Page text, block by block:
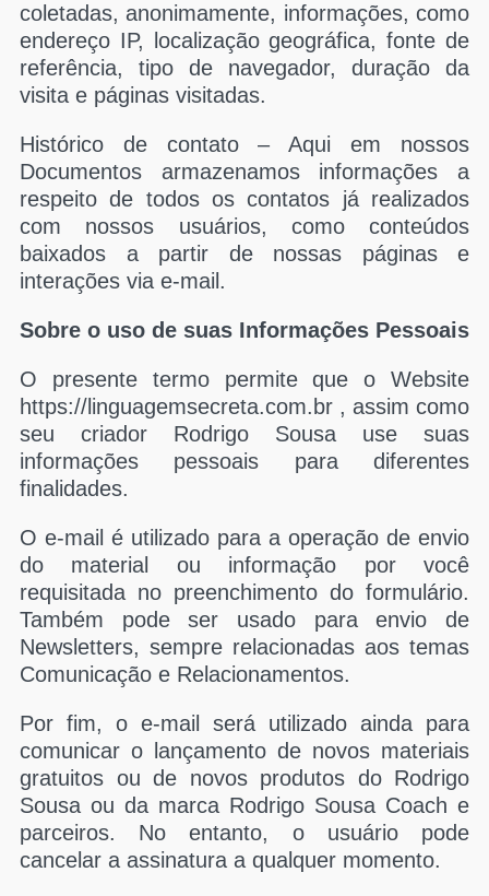
coletadas, anonimamente, informações, como
endereço IP, localização geográfica, fonte de
referência, tipo de navegador, duração da
visita e páginas visitadas.
Histórico de contato – Aqui em nossos
Documentos armazenamos informações a
respeito de todos os contatos já realizados
com nossos usuários, como conteúdos
baixados a partir de nossas páginas e
interações via e-mail.
Sobre o uso de suas Informações Pessoais
O presente termo permite que o Website
https://linguagemsecreta.com.br , assim como
seu criador Rodrigo Sousa use suas
informações pessoais para diferentes
finalidades.
O e-mail é utilizado para a operação de envio
do material ou informação por você
requisitada no preenchimento do formulário.
Também pode ser usado para envio de
Newsletters, sempre relacionadas aos temas
Comunicação e Relacionamentos.
Por fim, o e-mail será utilizado ainda para
comunicar o lançamento de novos materiais
gratuitos ou de novos produtos do Rodrigo
Sousa ou da marca Rodrigo Sousa Coach e
parceiros. No entanto, o usuário pode
cancelar a assinatura a qualquer momento.